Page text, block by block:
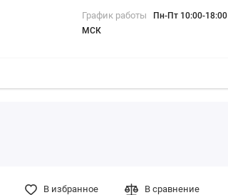
График работы
Пн-Пт 10:00-18:00
МСК
В избранное В сравнение